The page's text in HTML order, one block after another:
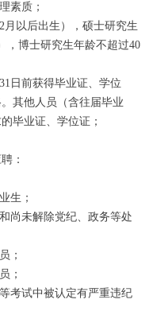
素质；
以后出生），硕士研究生
，博士研究生年龄不超过40
日前获得毕业证、学位
其他人员（含往届毕业
毕业证、学位证；
：
生；
未解除党纪、政务等处
；
；
试中被认定有严重违纪